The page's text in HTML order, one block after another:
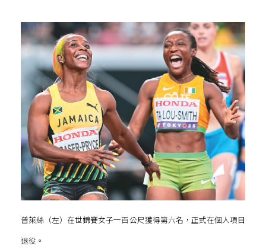
普萊絲（左）在世錦賽女子一百公尺獲得第六名，正式在個人項目
退役。